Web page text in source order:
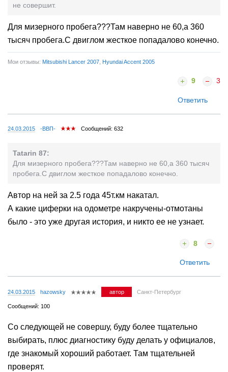
не совершит.
Для мизерного пробега???Там наверно не 60,а 360
тысяч пробега.С двиглом жесткое попадалово конечно.
Мои отзывы: Mitsubishi Lancer 2007 Hyundai Accent 2005
9 3
Ответить
24.03.2015 -BBП- Сообщений: 632
Tatarin 87:
Для мизерного пробега???Там наверно не 60,а 360 тысяч
пробега.С двиглом жесткое попадалово конечно.
Автор на ней за 2.5 года 45т.км накатал.
А какие циферки на одометре накручены-отмотаны
было - это уже другая история, и никто ее не узнает.
8
Ответить
24.03.2015 hazowsky автор Санкт-Петербург
Сообщений: 100
Со следующей не совершу, буду более тщательно
выбирать, плюс диагностику буду делать у официалов,
где знакомый хороший работает. Там тщательней
проверят.